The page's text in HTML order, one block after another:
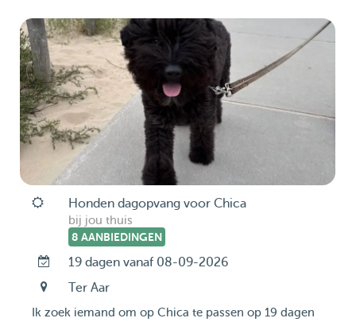
Honden dagopvang voor Chica
bij jou thuis
8 AANBIEDINGEN
19 dagen vanaf 08-09-2026
Ter Aar
Ik zoek iemand om op Chica te passen op 19 dagen